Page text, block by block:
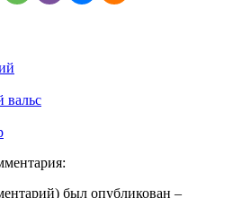
вальс
был опубликован –